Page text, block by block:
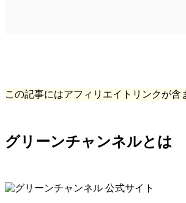
この記事にはアフィリエイトリンクが
グリーンチャンネルとは